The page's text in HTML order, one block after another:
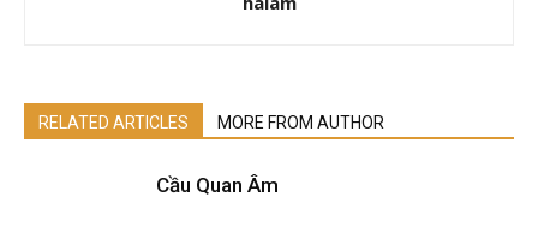
RELATED ARTICLES MORE FROM AUTHOR
Cầu Quan Âm